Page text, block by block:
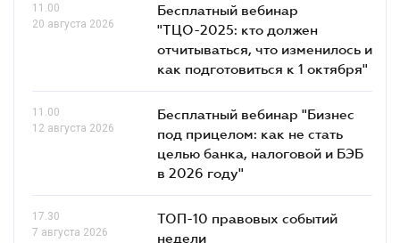
11.00
20 августа 2026
Бесплатный вебинар
"ТЦО-2025: кто должен
отчитываться, что изменилось и
как подготовиться к 1 октября"
11.00
12 августа 2026
Бесплатный вебинар "Бизнес
под прицелом: как не стать
целью банка, налоговой и БЭБ
в 2026 году"
17.30
7 августа 2026
ТОП-10 правовых событий
недели